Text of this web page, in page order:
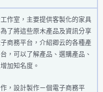
作室，主要提供客製化的家具
了將這些原木產品及資訊分享
商務平台，介紹卿云的各種產
，可以了解產品、選購產品、
加知名度。
，設計製作ㄧ個電子商務平